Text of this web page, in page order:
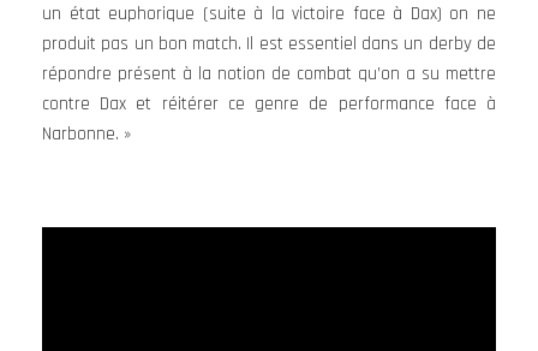
un état euphorique (suite à la victoire face à Dax) on ne
produit pas un bon match. Il est essentiel dans un derby de
répondre présent à la notion de combat qu’on a su mettre
contre Dax et réitérer ce genre de performance face à
Narbonne. »